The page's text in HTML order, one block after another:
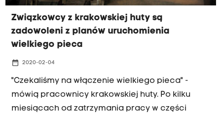
Związkowcy z krakowskiej huty są
zadowoleni z planów uruchomienia
wielkiego pieca
date_range 2020-02-04
"Czekaliśmy na włączenie wielkiego pieca" -
mówią pracownicy krakowskiej huty. Po kilku
miesiącach od zatrzymania pracy w części